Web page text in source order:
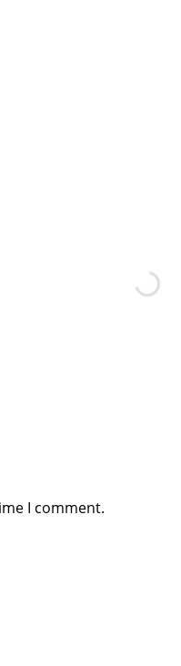
I comment.